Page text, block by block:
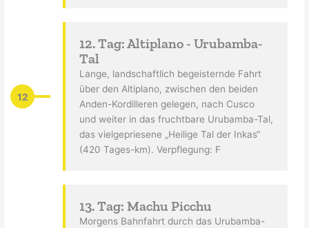
12
12. Tag: Altiplano - Urubamba-
Tal
Lange, landschaftlich begeisternde Fahrt
über den Altiplano, zwischen den beiden
Anden-Kordilleren gelegen, nach Cusco
und weiter in das fruchtbare Urubamba-Tal,
das vielgepriesene „Heilige Tal der Inkas“
(420 Tages-km). Verpflegung: F
13. Tag: Machu Picchu
Morgens Bahnfahrt durch das Urubamba-